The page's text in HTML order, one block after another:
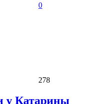
0
278
у Катарины